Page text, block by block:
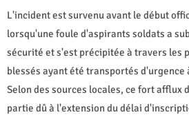
L'incident est survenu avant le début
lorsqu'une foule d'aspirants soldats a
sécurité et s'est précipitée à travers les
blessés ayant été transportés d'urgence
Selon des sources locales, ce fort afflux
partie dû à l'extension du délai